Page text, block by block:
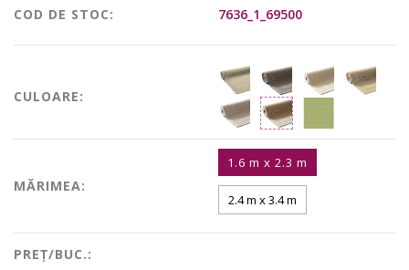
COD DE STOC: 7636_1_69500
CULOARE:
MĂRIMEA:
1.6 m x 2.3 m
2.4 m x 3.4 m
PREȚ/BUC.: